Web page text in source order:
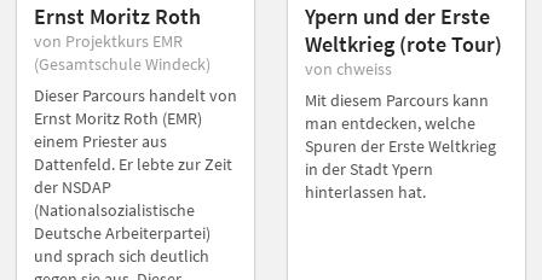
Ernst Moritz Roth
von Projektkurs EMR
(Gesamtschule Windeck)
Dieser Parcours handelt von
Ernst Moritz Roth (EMR)
einem Priester aus
Dattenfeld. Er lebte zur Zeit
der NSDAP
(Nationalsozialistische
Deutsche Arbeiterpartei)
und sprach sich deutlich
Ypern und der Erste
Weltkrieg (rote Tour)
von chweiss
Mit diesem Parcours kann
man entdecken, welche
Spuren der Erste Weltkrieg
in der Stadt Ypern
hinterlassen hat.